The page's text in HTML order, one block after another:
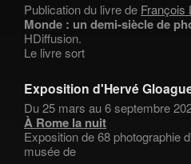
Publication du livre de François
Monde : un demi-siècle de
HDiffusion.
Le livre sort
Exposition d'Hervé
Du 25 mars au 6 septembre
À Rome la nuit
Exposition de 68 photographie d'
musée de